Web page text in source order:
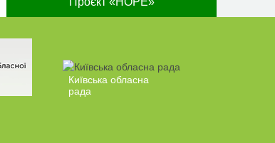
Київська обласна
рада